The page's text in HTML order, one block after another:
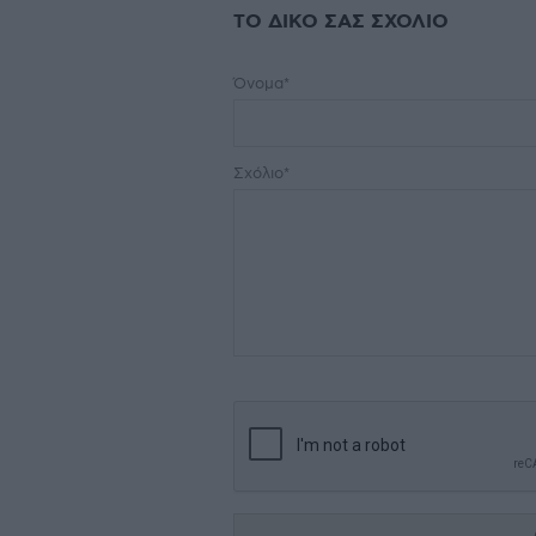
ΤΟ ΔΙΚΟ ΣΑΣ ΣΧΟΛΙΟ
Όνομα*
Σχόλιο*